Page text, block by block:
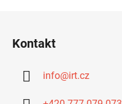
Kontakt
info@irt.cz